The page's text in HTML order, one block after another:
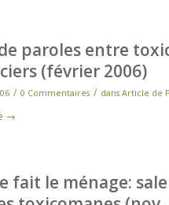
paroles entre
(février 2006)
/ 0 Commentaires / dans Article de
→
fait le ménage: